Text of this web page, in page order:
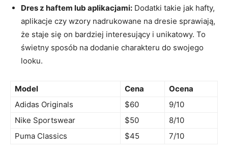
Dres ⁢z haftem lub aplikacjami: Dodatki takie jak hafty,
aplikacje czy wzory nadrukowane ⁢na dresie sprawiają, ​
że staje się on⁢ bardziej⁤ interesujący i unikatowy. To
świetny sposób‌ na dodanie charakteru do swojego⁣
looku.
Model Cena
Ocena
Adidas Originals
$60
9/10
Nike Sportswear
$50
8/10
Puma‌ Classics
$45 7/10